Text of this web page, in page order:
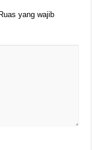
yang wajib